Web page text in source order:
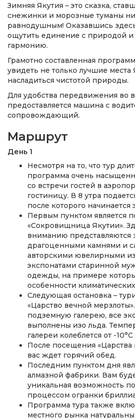
Зимняя Якутия – это сказка,
снежинки и морозные туманы
равнодушным! Оказавшись
ощутить единение с природой
гармонию.
Грамотно составленная
увидеть не только лучшие места
насладиться чистотой природы.
Для удобства передвижения во
предоставляется машина с
сопровождающий.
Маршрут
День 1
Несмотря на то, что тур
программа очень
со встречи гостей в
гостиницу. В 8 утра
после которого начинается
Первым пунктом является
«Сокровищница Якутии».
вниманию представляются
драгоценными камнями и
авторскими ювелирными
экспонатами старинной
одежды, на примере
особенности
Следующая остановка –
«Царство вечной
подземную галерею, все
выполнены изо льда.
галереи колеблется от -10°C
После посещения «Царства
вас ждет горячий обед.
Последним пунктом дня
алмазной фабрики. Вам
уникальная возможность
процессом огранки
Программа тура также
местного рынка